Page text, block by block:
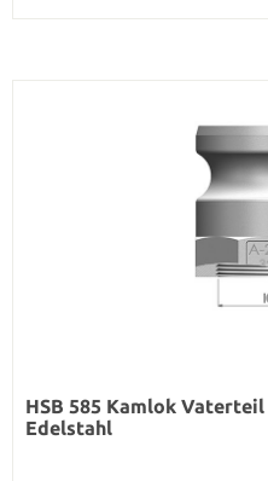
HSB 585 Kamlok
Edelstahl